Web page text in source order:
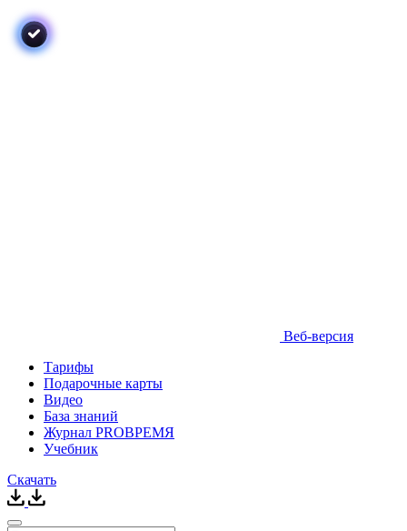
Веб-версия
Тарифы
Подарочные карты
Видео
База знаний
Журнал PROВРЕМЯ
Учебник
Скачать